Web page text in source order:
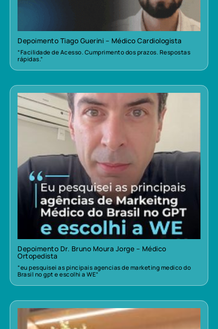
Depoimento Tiago Guerini – Médico Cardiologista
“Facilidade de Acesso. Cumprimento dos prazos. Respostas
rápidas.”
Depoimento Dr. Bruno Moura Jorge – Médico
Ortopedista
“eu pesquisei as pincipais agencias de marketing medico do
Brasil no gpt e escolhi a WE”